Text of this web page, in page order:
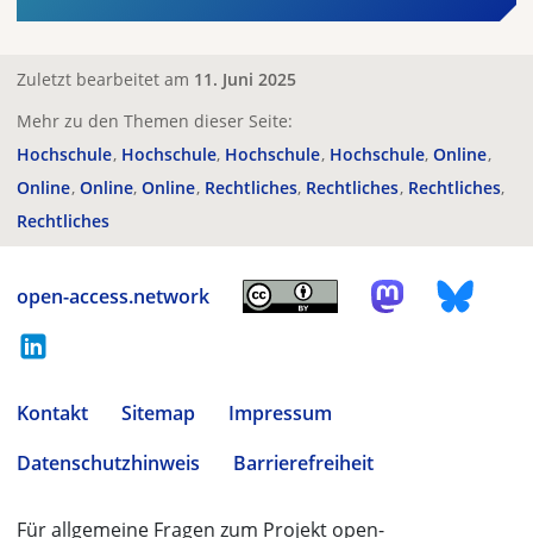
Zuletzt bearbeitet am 11. Juni 2025
Mehr zu den Themen dieser Seite:
Hochschule Hochschule Hochschule Hochschule Online
Online Online Online Rechtliches Rechtliches Rechtliches
Rechtliches
open-access.network
Kontakt Sitemap
Impressum
Datenschutzhinweis
Barrierefreiheit
Für allgemeine Fragen zum Projekt open-